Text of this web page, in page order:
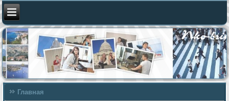
Главная